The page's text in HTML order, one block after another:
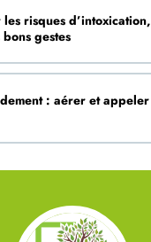
risques d’intoxication,
gestes
: aérer et appeler